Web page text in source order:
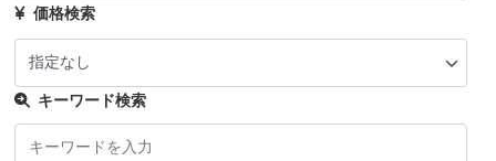
価格検索
キーワード検索